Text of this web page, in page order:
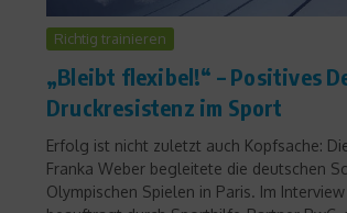
Richtig trainieren
„Bleibt flexibel!“ – Positives
Druckresistenz im Sport
Erfolg ist nicht zuletzt auch Kopfsache:
Franka Weber begleitete die deutschen
Olympischen Spielen in Paris. Im